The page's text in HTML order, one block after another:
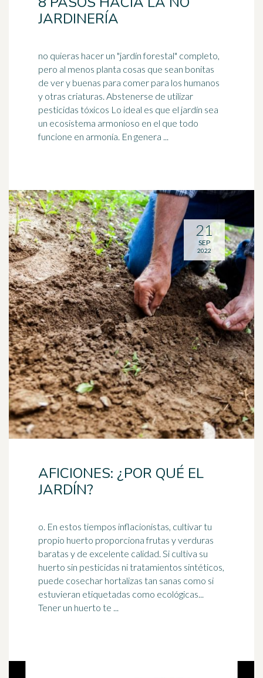
JARDINERÍA
no quieras hacer un "jardín forestal" completo,
pero al menos planta cosas que sean bonitas
de ver y buenas para comer para los humanos
y otras criaturas. Abstenerse de utilizar
pesticidas tóxicos Lo ideal es que el jardín sea
un ecosistema armonioso en el que todo
funcione en armonía. En genera ...
AFICIONES: ¿POR QUÉ EL
JARDÍN?
o. En estos tiempos inflacionistas, cultivar tu
propio huerto proporciona frutas y verduras
baratas y de excelente calidad. Si cultiva su
huerto sin pesticidas ni tratamientos sintéticos,
puede cosechar hortalizas tan sanas como si
estuvieran etiquetadas como ecológicas...
Tener un huerto te ...
21
SEP
2022